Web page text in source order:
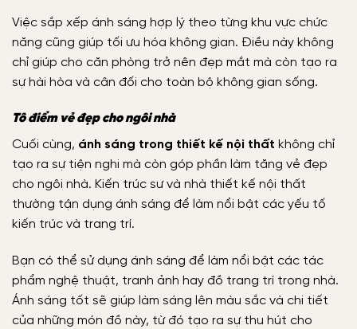
Việc sắp xếp ánh sáng hợp lý theo từng khu vực chức
năng cũng giúp tối ưu hóa không gian. Điều này không
chỉ giúp cho căn phòng trở nên đẹp mắt mà còn tạo ra
sự hài hòa và cân đối cho toàn bộ không gian sống.
Tô điểm vẻ đẹp cho ngôi nhà
Cuối cùng, ánh sáng trong thiết kế nội thất không chỉ
tạo ra sự tiện nghi mà còn góp phần làm tăng vẻ đẹp
cho ngôi nhà. Kiến trúc sư và nhà thiết kế nội thất
thường tận dụng ánh sáng để làm nổi bật các yếu tố
kiến trúc và trang trí.
Bạn có thể sử dụng ánh sáng để làm nổi bật các tác
phẩm nghệ thuật, tranh ảnh hay đồ trang trí trong nhà.
Ánh sáng tốt sẽ giúp làm sáng lên màu sắc và chi tiết
của những món đồ này, từ đó tạo ra sự thu hút cho